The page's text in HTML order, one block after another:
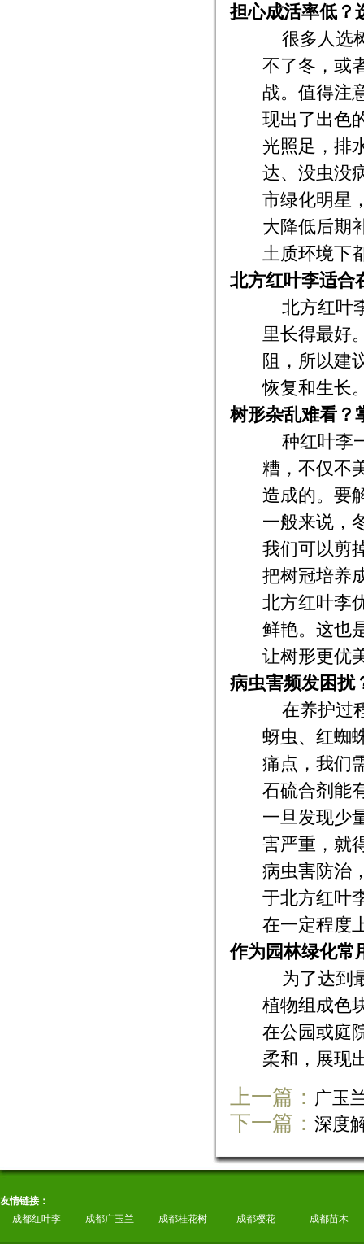
担心成活率低？
很多人选
不了冬，或
战。值得注
现出了出色
光照足，排
达、没虫没
市绿化明星
大降低后期
土质环境下
北方红叶李适合
北方红叶
里长得最好
阻，所以建
恢复和生长
树形杂乱难看？
种红叶李
糟，不仅不
造成的。要
一般来说，
我们可以剪
把树冠培养
北方红叶李
鲜艳。这也
让树形更优
病虫害频发困扰
在养护过
蚜虫、红蜘
痛点，我们
石硫合剂能
一旦发现少
害严重，就
病虫害防治
于北方红叶
在一定程度
作为园林绿化常
为了达到
植物组成色
在公园或庭
柔和，展现
上一篇： 广玉
下一篇： 深度
友情链接：
成都红叶李
成都广玉兰 成都桂花树 成都樱花 成都苗木